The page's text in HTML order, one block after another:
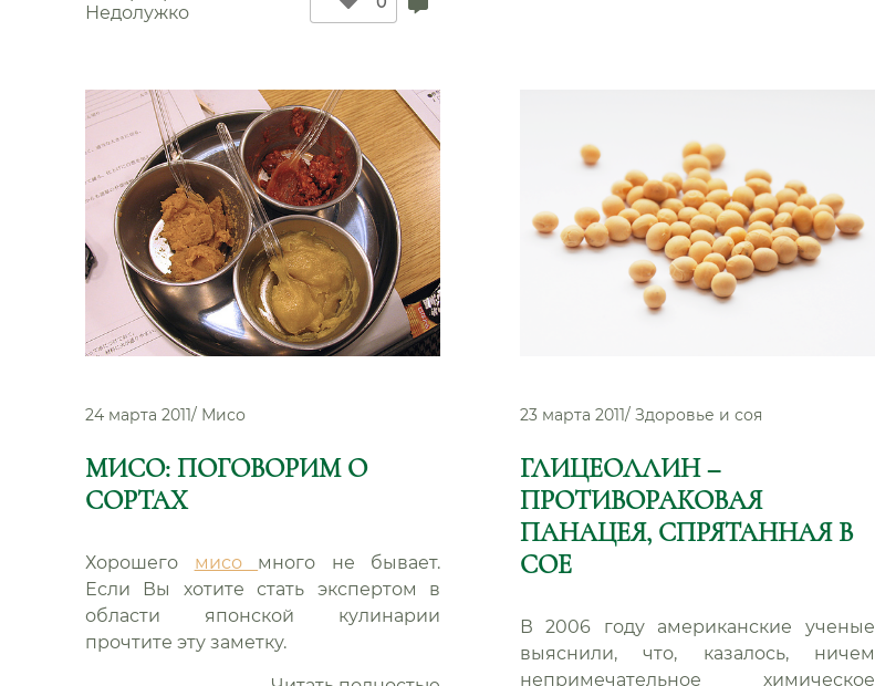
наоборот”
Недолужко
24 марта 2011/ Мисо
МИСО: ПОГОВОРИМ О
СОРТАХ
Хорошего мисо много не бывает.
Если Вы хотите стать экспертом в
области японской кулинарии
прочтите эту заметку.
23 марта 2011/ Здоровье и соя
ГЛИЦЕОЛЛИН –
ПРОТИВОРАКОВАЯ
ПАНАЦЕЯ, СПРЯТАННАЯ В
СОЕ
В 2006 году американские ученые
выяснили, что, казалось, ничем
непримечательное химическое